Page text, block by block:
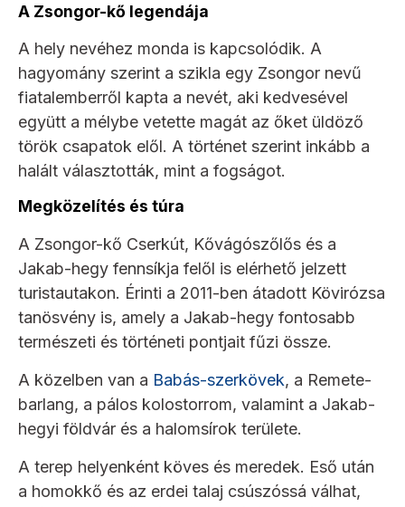
A Zsongor-kő legendája
A hely nevéhez monda is kapcsolódik. A
hagyomány szerint a szikla egy Zsongor nevű
fiatalemberről kapta a nevét, aki kedvesével
együtt a mélybe vetette magát az őket üldöző
török csapatok elől. A történet szerint inkább a
halált választották, mint a fogságot.
Megközelítés és túra
A Zsongor-kő Cserkút, Kővágószőlős és a
Jakab-hegy fennsíkja felől is elérhető jelzett
turistautakon. Érinti a 2011-ben átadott Kövirózsa
tanösvény is, amely a Jakab-hegy fontosabb
természeti és történeti pontjait fűzi össze.
A közelben van a Babás-szerkövek, a Remete-
barlang, a pálos kolostorrom, valamint a Jakab-
hegyi földvár és a halomsírok területe.
A terep helyenként köves és meredek. Eső után
a homokkő és az erdei talaj csúszóssá válhat,